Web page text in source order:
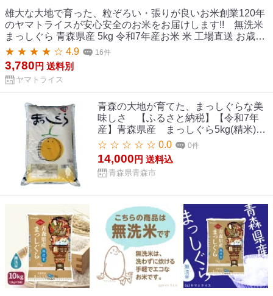
雄大な大地で育った、粒ぞろい・張りが良いお米創業120年
のヤマトライスが安心安全のお米をお届けします!! 無洗米
まっしぐら 青森県産 5kg 令和7年産お米 米 工場直送 お歳暮
お中元
★ ★ ★ ★ ☆ 4.9 16件
3,780 円 送料別
ヤマトライス
青森の大地が育てた、まっしぐらな美
味しさ 【ふるさと納税】【令和7年
産】青森県産 まっしぐら5kg(精米)_
青森県産 米 お米 白米 コメ こめ 青森
ブランド米 美味しい 人気 国産 ごはん
ギフト 贈答 【1611420】
☆ ☆ ☆ ☆ ☆ 0.0 0件
14,000 円 送料込
青森県青森市